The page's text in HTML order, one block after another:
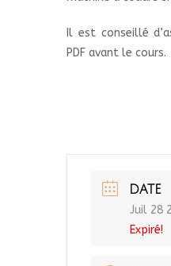
Il est conseillé
PDF avant le cours.
DATE
Juil 28
Expiré!